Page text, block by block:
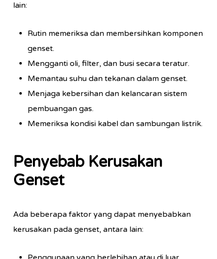
lain:
Rutin memeriksa dan membersihkan komponen
genset.
Mengganti oli, filter, dan busi secara teratur.
Memantau suhu dan tekanan dalam genset.
Menjaga kebersihan dan kelancaran sistem
pembuangan gas.
Memeriksa kondisi kabel dan sambungan listrik.
Penyebab Kerusakan
Genset
Ada beberapa faktor yang dapat menyebabkan
kerusakan pada genset, antara lain: